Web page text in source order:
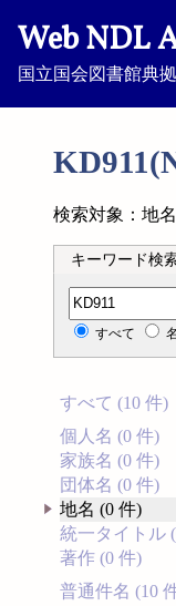
Web NDL
国立国会図書館典
検索対象：地
キーワード検
分類記号検索
すべて
すべて (10 件)
個人名 (0 件)
家族名 (0 件)
団体名 (0 件)
地名 (0 件)
統一タイトル
著作 (0 件)
普通件名 (10